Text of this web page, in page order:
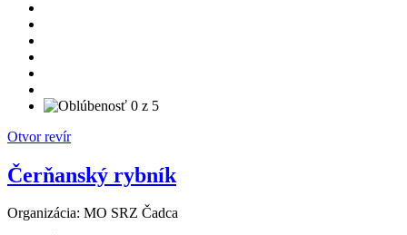
Otvor revír
Čerňanský rybník
Organizácia: MO SRZ Čadca